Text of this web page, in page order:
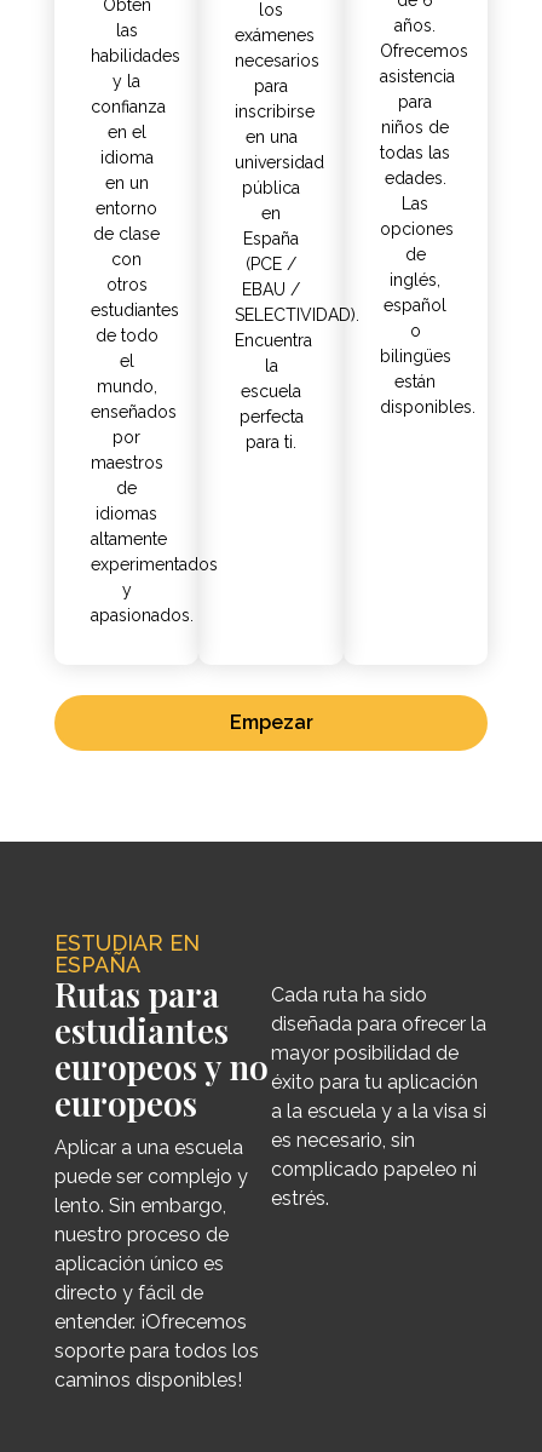
Obtén
las
habilidades
y la
confianza
en el
idioma
en un
entorno
de clase
con
otros
estudiantes
de todo
el
mundo,
enseñados
por
maestros
de
idiomas
altamente
experimentados
y
apasionados.
los
exámenes
necesarios
para
inscribirse
en una
universidad
pública
en
España
(PCE /
EBAU /
SELECTIVIDAD).
Encuentra
la
escuela
perfecta
para ti.
años.
Ofrecemos
asistencia
para
niños de
todas las
edades.
Las
opciones
de
inglés,
español
o
bilingües
están
disponibles.
Empezar
ESTUDIAR EN
ESPAÑA
Rutas para
estudiantes
europeos y no
europeos
Aplicar a una escuela
puede ser complejo y
lento. Sin embargo,
nuestro proceso de
aplicación único es
directo y fácil de
entender. ¡Ofrecemos
soporte para todos los
caminos disponibles!
Cada ruta ha sido
diseñada para ofrecer la
mayor posibilidad de
éxito para tu aplicación
a la escuela y a la visa si
es necesario, sin
complicado papeleo ni
estrés.